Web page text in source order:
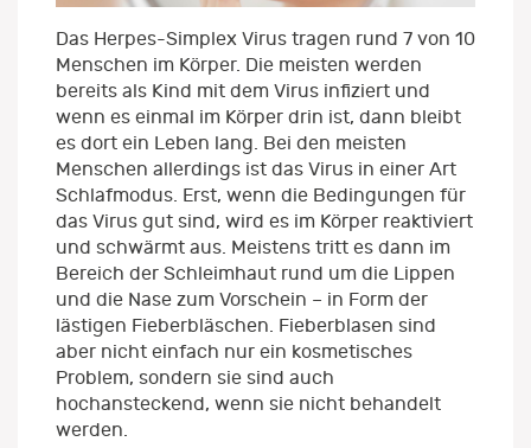
Das Herpes-Simplex Virus tragen rund 7 von 10
Menschen im Körper. Die meisten werden
bereits als Kind mit dem Virus infiziert und
wenn es einmal im Körper drin ist, dann bleibt
es dort ein Leben lang. Bei den meisten
Menschen allerdings ist das Virus in einer Art
Schlafmodus. Erst, wenn die Bedingungen für
das Virus gut sind, wird es im Körper reaktiviert
und schwärmt aus. Meistens tritt es dann im
Bereich der Schleimhaut rund um die Lippen
und die Nase zum Vorschein – in Form der
lästigen Fieberbläschen. Fieberblasen sind
aber nicht einfach nur ein kosmetisches
Problem, sondern sie sind auch
hochansteckend, wenn sie nicht behandelt
werden.